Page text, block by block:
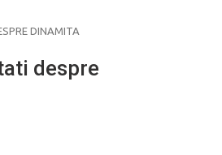
DINAMITA
despre